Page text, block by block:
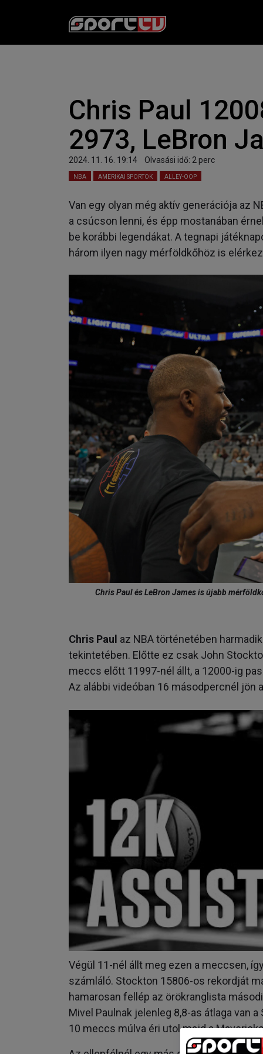
Chris Paul
2973, LeBron
2024. 11. 16. 19:14 Olvasási idő: 2 perc
NBA AMERIKAI SPORTOK ALLEY-OOP
Van egy olyan még aktív generációja az
a csúcson lenni, és épp mostanában
be korábbi legendákat. A tegnapi
három ilyen nagy mérföldkőhöz is
Chris Paul és LeBron James is újabb
Chris Paul az NBA történetében
tekintetében. Előtte ez csak John
meccs előtt 11997-nél állt, a 12000-ig
Az alábbi videóban 16 másodpercnél jön
Végül 11-nél állt meg ezen a meccsen,
számláló. Stockton 15806-os rekordját
hamarosan fellép az örökranglista
Mivel Paulnak jelenleg 8,8-as átlaga van
10 meccs múlva éri utol majd a